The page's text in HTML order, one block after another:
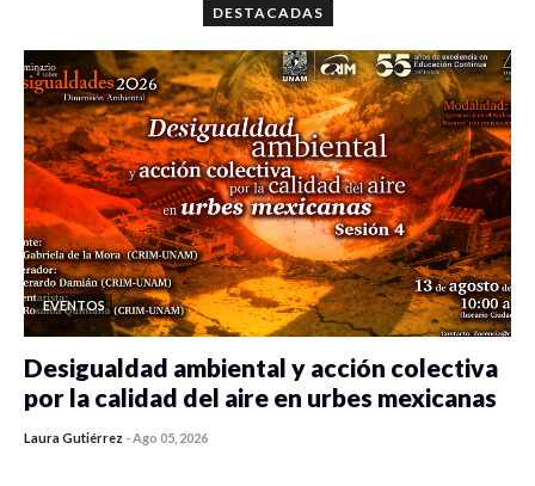
DESTACADAS
EVENTOS
Desigualdad ambiental y acción colectiva
por la calidad del aire en urbes mexicanas
Laura Gutiérrez -Ago 05, 2026